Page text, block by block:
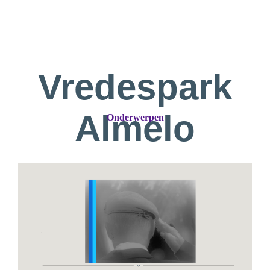
Vredespark
Almelo
Onderwerpen